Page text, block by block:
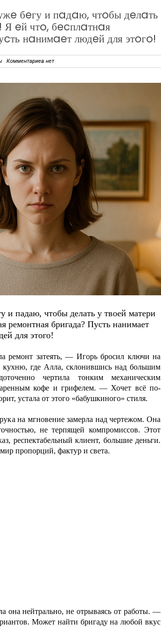
бeгу и пaдaю, чтoбы дeлaть
eй чтo, бecплaтнaя
нaнимaeт людeй для этoгo!
Комментариев нет
и пaдaю, чтoбы дeлaть у твoeй мaтepи
peмoнтнaя бpигaдa? Пуcть нaнимaeт
для этoгo!
затеять, — Игорь бросил ключи на
где Алла, склонившись над большим
чертила тонким механическим
кофе и грифелем. — Хочет всё по-
устала от этого «бабушкиного» стиля.
на мгновение замерла над чертежом. Она
не терпящей компромиссов. Этот
респектабельный клиент, большие деньги.
пропорций, фактур и света.
она нейтрально, не отрываясь от работы. —
Может найти бригаду на любой вкус